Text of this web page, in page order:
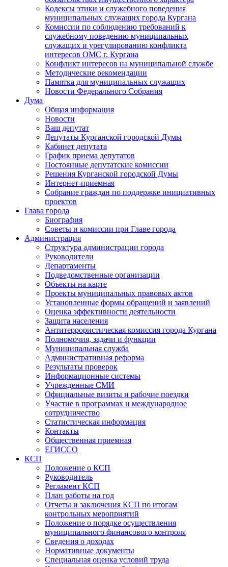
Кодексы этики и служебного поведения
муниципальных служащих города Кургана
Комиссии по соблюдению требований к
служебному поведению муниципальных
служащих и урегулированию конфликта
интересов ОМС г. Кургана
Конфликт интересов на муниципальной службе
Методические рекомендации
Памятка для муниципальных служащих
Новости Федерального Cобрания
Дума
Общая информация
Новости
Ваш депутат
Депутаты Курганской городской Думы
Кабинет депутата
График приема депутатов
Постоянные депутатские комиссии
Решения Курганской городской Думы
Интернет-приемная
Собрание граждан по поддержке инициативных
проектов
Глава города
Биография
Советы и комиссии при Главе города
Администрация
Структура администрации города
Руководители
Департаменты
Подведомственные организации
Объекты на карте
Проекты муниципальных правовых актов
Установленные формы обращений и заявлений
Оценка эффективности деятельности
Защита населения
Антитеррористическая комиссия города Кургана
Полномочия, задачи и функции
Муниципальная служба
Административная реформа
Результаты проверок
Информационные системы
Учрежденные СМИ
Официальные визиты и рабочие поездки
Участие в программах и международное
сотрудничество
Статистическая информация
Контакты
Общественная приемная
ЕГИССО
КСП
Положение о КСП
Руководитель
Регламент КСП
План работы на год
Отчеты и заключения КСП по итогам
контрольных мероприятий
Положение о порядке осуществления
муниципального финансового контроля
Сведения о доходах
Нормативные документы
Специальная оценка условий труда